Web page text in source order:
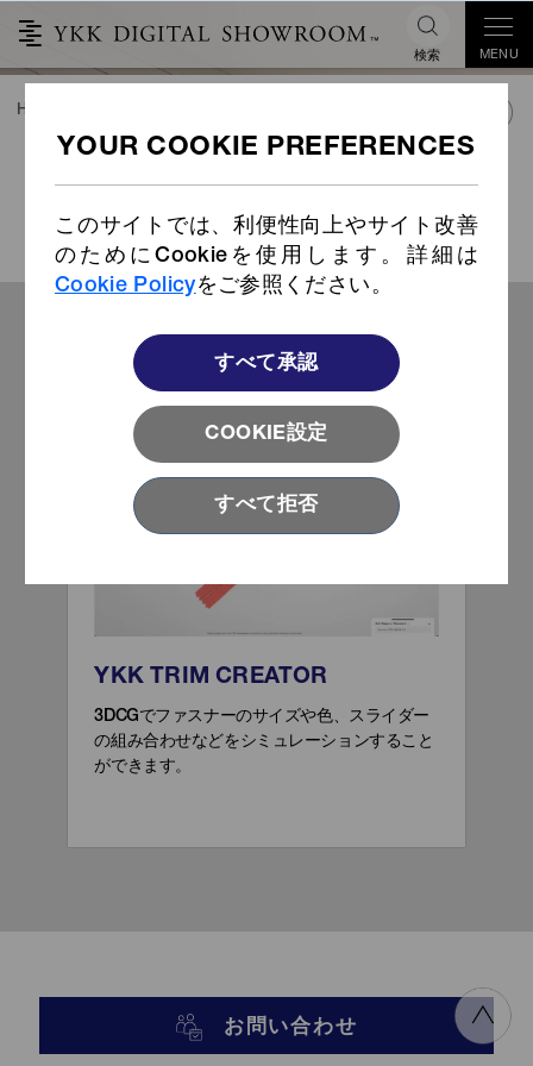
このサイトでは、利便性向上やサイト改善
のためにCookieを使用します。詳細は
Cookie Policyをご参照ください。
COOKIE設定
すべて承認
すべて拒否
検索 MENU
こちらもぜひご覧ください
YKK TRIM CREATOR
3DCGでファスナーのサイズや色、スライダー
の組み合わせなどをシミュレーションすること
ができます。
お問い合わせ
HOME